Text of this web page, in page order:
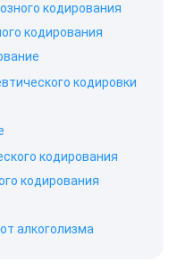
кодирования
кодирования
кодировки
кодирования
кодирования
алкоголизма